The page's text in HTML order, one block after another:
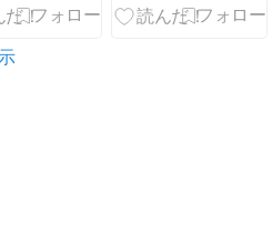
子が出